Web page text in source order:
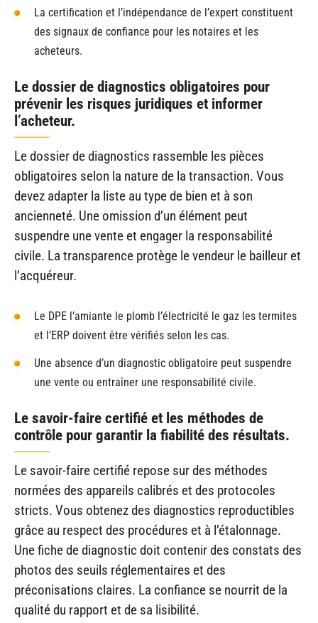
La certification et l’indépendance de l’expert constituent
des signaux de confiance pour les notaires et les
acheteurs.
Le dossier de diagnostics obligatoires pour
prévenir les risques juridiques et informer
l’acheteur.
Le dossier de diagnostics rassemble les pièces
obligatoires selon la nature de la transaction. Vous
devez adapter la liste au type de bien et à son
ancienneté. Une omission d’un élément peut
suspendre une vente et engager la responsabilité
civile. La transparence protège le vendeur le bailleur et
l’acquéreur.
Le DPE l’amiante le plomb l’électricité le gaz les termites
et l’ERP doivent être vérifiés selon les cas.
Une absence d’un diagnostic obligatoire peut suspendre
une vente ou entraîner une responsabilité civile.
Le savoir-faire certifié et les méthodes de
contrôle pour garantir la fiabilité des résultats.
Le savoir-faire certifié repose sur des méthodes
normées des appareils calibrés et des protocoles
stricts. Vous obtenez des diagnostics reproductibles
grâce au respect des procédures et à l’étalonnage.
Une fiche de diagnostic doit contenir des constats des
photos des seuils réglementaires et des
préconisations claires. La confiance se nourrit de la
qualité du rapport et de sa lisibilité.